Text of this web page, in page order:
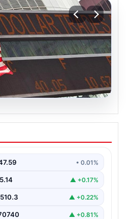
açıklanacak?
belli oldu
• 0.01%
▲ +0.17%
▲ +0.22%
▲ +0.81%